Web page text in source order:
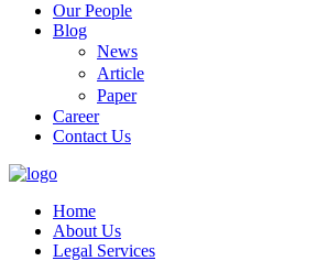
Our People
Blog
News
Article
Paper
Career
Contact Us
Home
About Us
Legal Services